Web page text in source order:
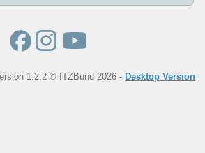
1.2.2 © ITZBund 2026 - Desktop Version